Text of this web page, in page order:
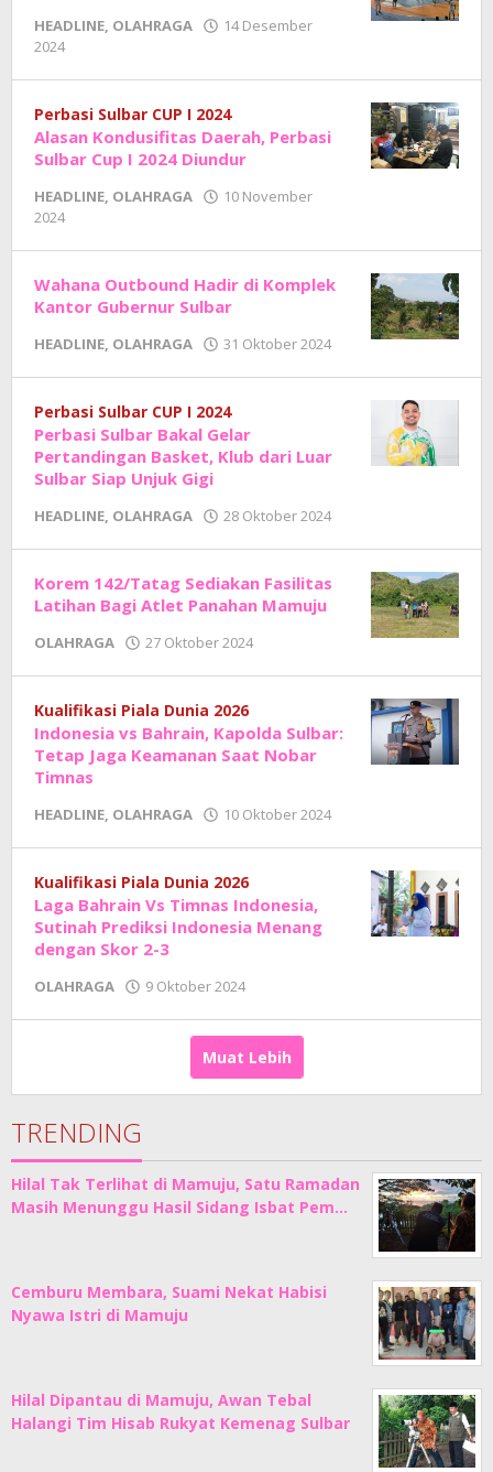
HEADLINE, OLAHRAGA
14 Desember
2024
Junaedi
Sholat
Perbasi Sulbar CUP I 2024
Alasan Kondusifitas Daerah, Perbasi
Sulbar Cup I 2024 Diundur
HEADLINE, OLAHRAGA
10 November
2024
Junaedi
Sholat
Wahana Outbound Hadir di Komplek
Kantor Gubernur Sulbar
HEADLINE, OLAHRAGA 31 Oktober 2024
oleh
Junaedi
Perbasi Sulbar CUP I 2024
Perbasi Sulbar Bakal Gelar
Pertandingan Basket, Klub dari Luar
Sulbar Siap Unjuk Gigi
HEADLINE, OLAHRAGA 28 Oktober 2024
Junaedi
Sholat
Korem 142/Tatag Sediakan Fasilitas
Latihan Bagi Atlet Panahan Mamuju
OLAHRAGA 27 Oktober 2024
Junaedi
Kualifikasi Piala Dunia 2026
Indonesia vs Bahrain, Kapolda Sulbar:
Tetap Jaga Keamanan Saat Nobar
Timnas
HEADLINE, OLAHRAGA 10 Oktober 2024
Junaedi
Sholat
Kualifikasi Piala Dunia 2026
Laga Bahrain Vs Timnas Indonesia,
Sutinah Prediksi Indonesia Menang
dengan Skor 2-3
OLAHRAGA 9 Oktober 2024
Junaedi
Sholat
Muat Lebih
TRENDING
Hilal Tak Terlihat di Mamuju, Satu Ramadan
Masih Menunggu Hasil Sidang Isbat Pem…
Cemburu Membara, Suami Nekat Habisi
Nyawa Istri di Mamuju
Hilal Dipantau di Mamuju, Awan Tebal
Halangi Tim Hisab Rukyat Kemenag Sulbar